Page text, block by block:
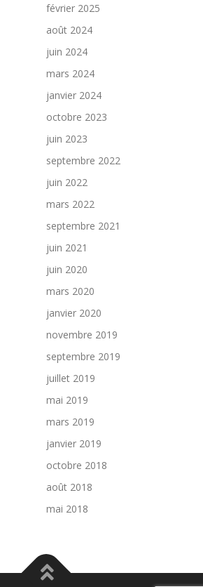
février 2025
août 2024
juin 2024
mars 2024
janvier 2024
octobre 2023
juin 2023
septembre 2022
juin 2022
mars 2022
septembre 2021
juin 2021
juin 2020
mars 2020
janvier 2020
novembre 2019
septembre 2019
juillet 2019
mai 2019
mars 2019
janvier 2019
octobre 2018
août 2018
mai 2018